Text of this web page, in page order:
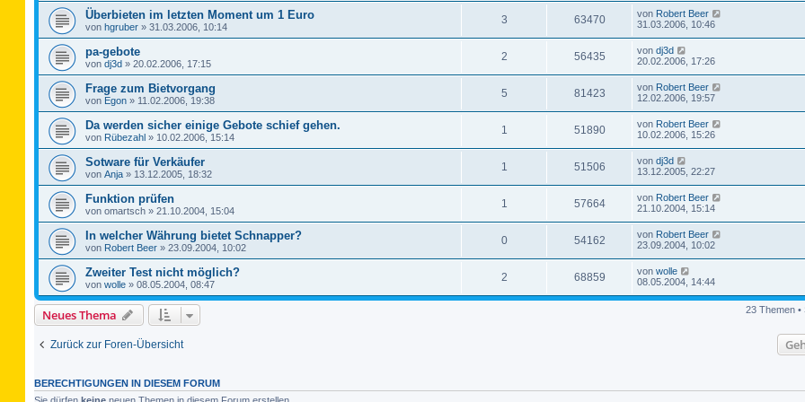
Überbieten im letzten Moment um 1 Euro
von hgruber » 31.03.2006, 10:14
3 63470 von Robert Beer
31.03.2006, 10:46
pa-gebote
von dj3d » 20.02.2006, 17:15
2 56435 von dj3d
20.02.2006, 17:26
Frage zum Bietvorgang
von Egon » 11.02.2006, 19:38
5 81423 von Robert Beer
12.02.2006, 19:57
Da werden sicher einige Gebote schief gehen.
von Rübezahl » 10.02.2006, 15:14
1 51890 von Robert Beer
10.02.2006, 15:26
Sotware für Verkäufer
von Anja » 13.12.2005, 18:32
1 51506 von dj3d
13.12.2005, 22:27
Funktion prüfen
von omartsch » 21.10.2004, 15:04
1 57664 von Robert Beer
21.10.2004, 15:14
In welcher Währung bietet Schnapper?
von Robert Beer » 23.09.2004, 10:02
0 54162 von Robert Beer
23.09.2004, 10:02
Zweiter Test nicht möglich?
von wolle » 08.05.2004, 08:47
2 68859 von wolle
08.05.2004, 14:44
Neues Thema 23 Themen •
Zurück zur Foren-Übersicht
BERECHTIGUNGEN IN DIESEM FORUM